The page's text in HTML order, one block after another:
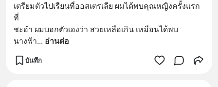
เตรียมตัวไปเรียนที่ออสเตรเลีย ผมได้พบคุณหญิงครั้งแรก
ที่
ชะอำ ผมบอกตัวเองว่า สวยเหลือเกิน เหมือนได้พบ
นางฟ้า... อ่านต่อ
บันทึก